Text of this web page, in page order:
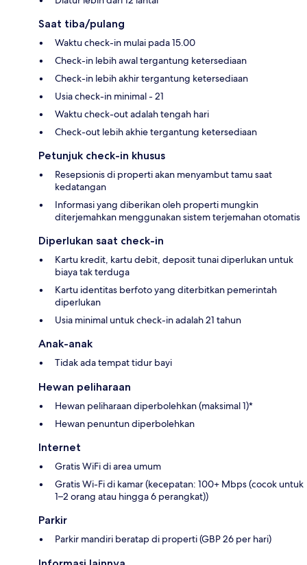
Saat tiba/pulang
Waktu check-in mulai pada 15.00
Check-in lebih awal tergantung ketersediaan
Check-in lebih akhir tergantung ketersediaan
Usia check-in minimal - 21
Waktu check-out adalah tengah hari
Check-out lebih akhie tergantung ketersediaan
Petunjuk check-in khusus
Resepsionis di properti akan menyambut tamu saat
kedatangan
Informasi yang diberikan oleh properti mungkin
diterjemahkan menggunakan sistem terjemahan otomatis
Diperlukan saat check-in
Kartu kredit, kartu debit, deposit tunai diperlukan untuk
biaya tak terduga
Kartu identitas berfoto yang diterbitkan pemerintah
diperlukan
Usia minimal untuk check-in adalah 21 tahun
Anak-anak
Tidak ada tempat tidur bayi
Hewan peliharaan
Hewan peliharaan diperbolehkan (maksimal 1)*
Hewan penuntun diperbolehkan
Internet
Gratis WiFi di area umum
Gratis Wi-Fi di kamar (kecepatan: 100+ Mbps (cocok untuk
1–2 orang atau hingga 6 perangkat))
Parkir
Parkir mandiri beratap di properti (GBP 26 per hari)